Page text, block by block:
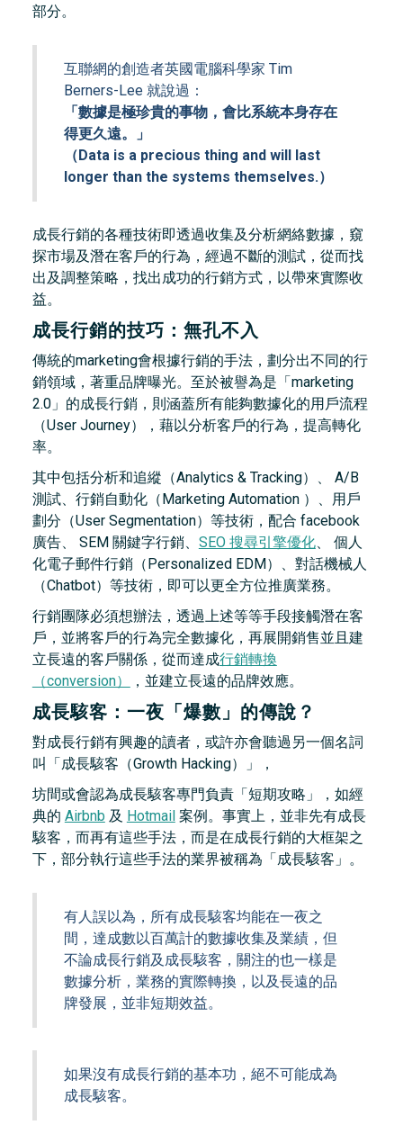
部分。
互聯網的創造者英國電腦科學家 Tim
Berners-Lee 就說過：
「數據是極珍貴的事物，會比系統本身存在
得更久遠。」
（Data is a precious thing and will last
longer than the systems themselves.）
成長行銷的各種技術即透過收集及分析網絡數據，窺
探市場及潛在客戶的行為，經過不斷的測試，從而找
出及調整策略，找出成功的行銷方式，以帶來實際收
益。
成長行銷的技巧：無孔不入
傳統的marketing會根據行銷的手法，劃分出不同的行
銷領域，著重品牌曝光。至於被譽為是「marketing
2.0」的成長行銷，則涵蓋所有能夠數據化的用戶流程
（User Journey），藉以分析客戶的行為，提高轉化
率。
其中包括分析和追縱（Analytics & Tracking）、 A/B
測試、行銷自動化（Marketing Automation ）、用戶
劃分（User Segmentation）等技術，配合 facebook
廣告、 SEM 關鍵字行銷、 SEO 搜尋引擎優化、 個人
化電子郵件行銷（Personalized EDM）、對話機械人
（Chatbot）等技術，即可以更全方位推廣業務。
行銷團隊必須想辦法，透過上述等等手段接觸潛在客
戶，並將客戶的行為完全數據化，再展開銷售並且建
立長遠的客戶關係，從而達成行銷轉換
（conversion）
，並建立長遠的品牌效應。
成長駭客：一夜「爆數」的傳說？
對成長行銷有興趣的讀者，或許亦會聽過另一個名詞
叫「成長駭客（Growth Hacking）」，
坊間或會認為成長駭客專門負責「短期攻略」，如經
典的 Airbnb 及 Hotmail 案例。事實上，並非先有成長
駭客，而再有這些手法，而是在成長行銷的大框架之
下，部分執行這些手法的業界被稱為「成長駭客」。
有人誤以為，所有成長駭客均能在一夜之
間，達成數以百萬計的數據收集及業績，但
不論成長行銷及成長駭客，關注的也一樣是
數據分析，業務的實際轉換，以及長遠的品
牌發展，並非短期效益。
如果沒有成長行銷的基本功，絕不可能成為
成長駭客。